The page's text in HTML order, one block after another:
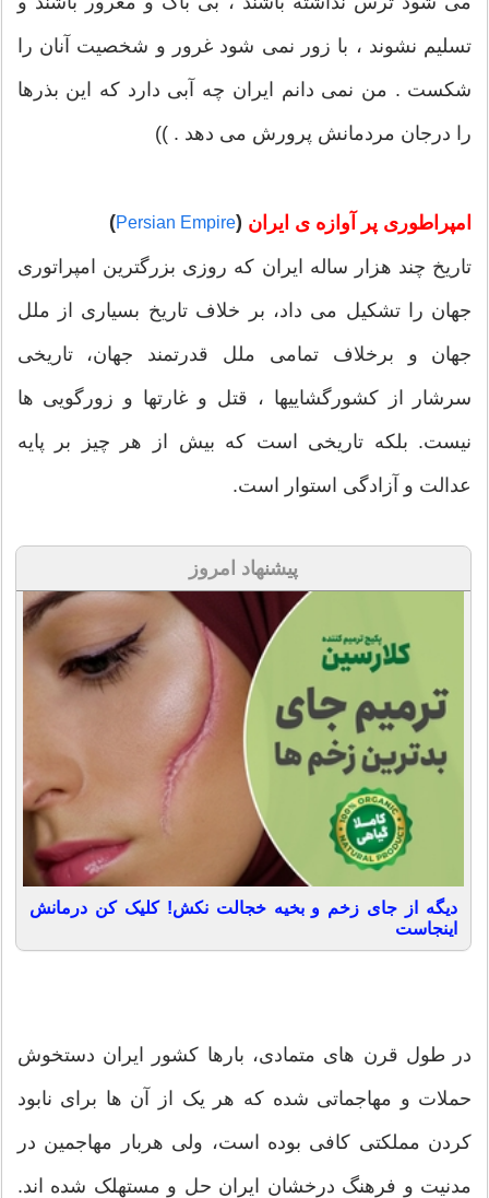
تسلیم نشوند ، با زور نمی شود غرور و شخصیت آنان را
شکست . من نمی دانم ایران چه آبی دارد که این بذرها
را درجان مردمانش پرورش می دهد . ))
امپراطوری پر آوازه ی ایران (
Persian Empire
)
تاریخ چند هزار ساله ایران که روزی بزرگترین امپراتوری
جهان را تشکیل می داد، بر خلاف تاریخ بسیاری از ملل
جهان و برخلاف تمامی ملل قدرتمند جهان، تاریخی
سرشار از کشورگشاییها ، قتل و غارتها و زورگویی ها
نیست. بلکه تاریخی است که بیش از هر چیز بر پایه
عدالت و آزادگی استوار است.
پیشنهاد امروز
دیگه از جای زخم و بخیه خجالت نکش! کلیک کن درمانش
اینجاست
در طول قرن های متمادی، بارها کشور ایران دستخوش
حملات و مهاجماتی شده که هر یک از آن ها برای نابود
کردن مملکتی کافی بوده است، ولی هربار مهاجمین در
مدنیت و فرهنگ درخشان ایران حل و مستهلک شده اند.